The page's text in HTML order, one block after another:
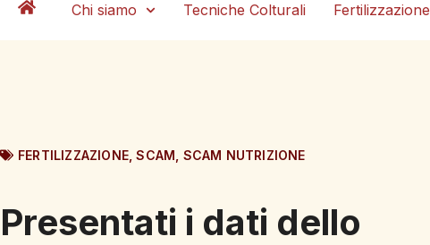
Chi siamo Tecniche Colturali Fertilizzazione
FERTILIZZAZIONE ,SCAM SCAM NUTRIZIONE
Presentati i dati dello